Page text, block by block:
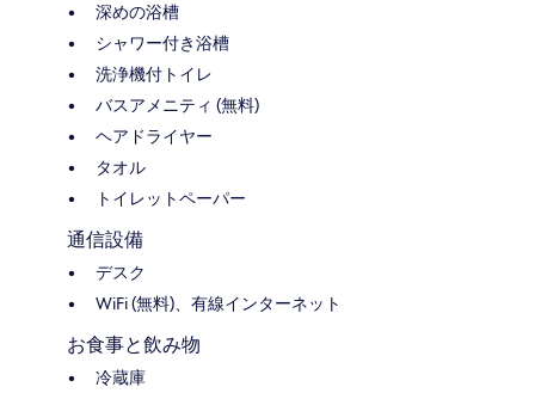
深めの浴槽
シャワー付き浴槽
洗浄機付トイレ
バスアメニティ (無料)
ヘアドライヤー
タオル
トイレットペーパー
通信設備
デスク
WiFi (無料)、有線インターネット
お食事と飲み物
冷蔵庫